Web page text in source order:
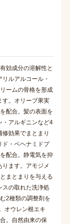
効成分の溶解性と
ルアルコール・
ームの骨格を形成
す。オリーブ果実
配合。髪の表面を
・アルギニンなど4
効果でまとまり
ド・ベヘナミドプ
配合。静電気を抑
ます。アモジメ
まとまりを与える
スの取れた洗浄処
2種類の調整剤を
オウレン根エキ
。自然由来の保